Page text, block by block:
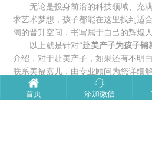
无论是投身前沿的科技领域、充
求艺术梦想，孩子都能在这里找到适
阔的晋升空间，书写属于自己的辉煌人
以上就是针对“赴美产子为孩子铺
介绍，对于赴美产子，如果还有不明
联系美福嘉儿，由专业顾问为您详细解
首页 添加微信